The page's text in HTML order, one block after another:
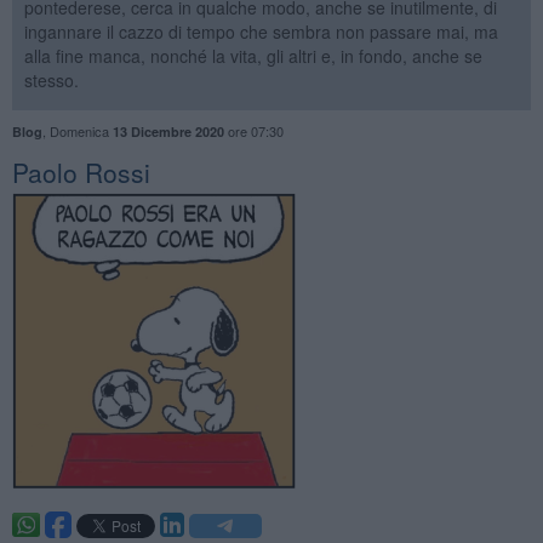
pontederese, cerca in qualche modo, anche se inutilmente, di
ingannare il cazzo di tempo che sembra non passare mai, ma
alla fine manca, nonché la vita, gli altri e, in fondo, anche se
stesso.
Blog Domenica 13 Dicembre 2020ore 07:30
Paolo Rossi